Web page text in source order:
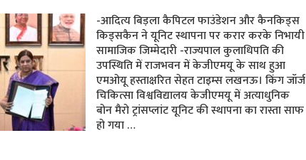
-आदित्य बिड़ला कैपिटल फाउंडेशन और कैनकिड्स
किड्सकैन ने यूनिट स्थापना पर करार करके निभायी
सामाजिक जिम्मेदारी -राज्यपाल कुलाधिपति की
उपस्थिति में राजभवन में केजीएमयू के साथ हुआ
एमओयू हस्ताक्षरित सेहत टाइम्स लखनऊ। किंग जॉर्ज
चिकित्सा विश्वविद्यालय केजीएमयू में अत्याधुनिक
बोन मैरो ट्रांसप्लांट यूनिट की स्थापना का रास्ता साफ
हो गया …